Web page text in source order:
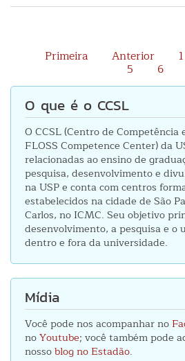
Primeira Anterior 1
5 6
O que é o CCSL
O CCSL (Centro de
FLOSS Competence Center) da
relacionadas ao ensino de
pesquisa, desenvolvimento e
na USP e conta com centros
estabelecidos na cidade de São
Carlos, no ICMC. Seu objetivo
desenvolvimento, a pesquisa e o
dentro e fora da universidade.
Mídia
Você pode nos acompanhar no
noYoutube; você também pode
nossoblog no Estadão.